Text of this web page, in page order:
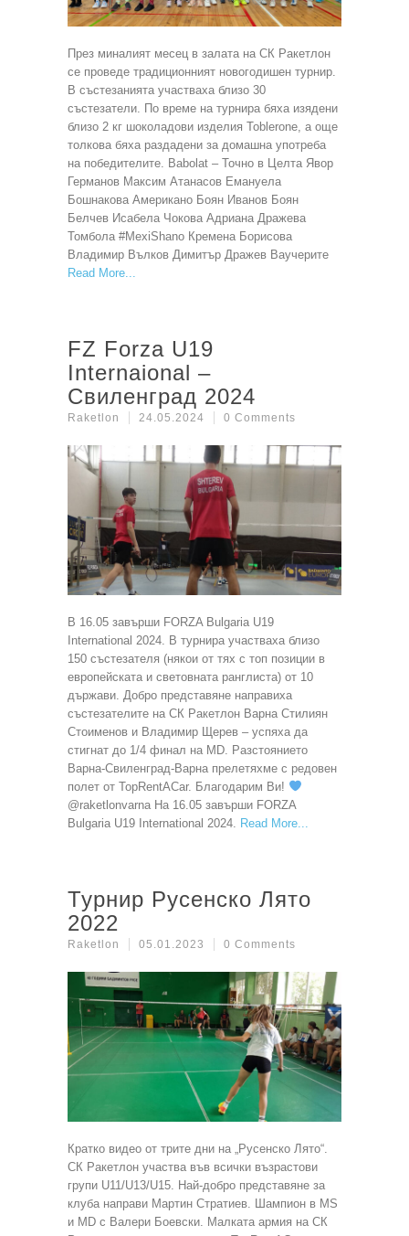
През миналият месец в залата на СК Ракетлон
се проведе традиционният новогодишен турнир.
В състезанията участваха близо 30
състезатели. По време на турнира бяха изядени
близо 2 кг шоколадови изделия Toblerone, а още
толкова бяха раздадени за домашна употреба
на победителите. Babolat – Точно в Целта Явор
Германов Максим Атанасов Емануела
Бошнакова Американо Боян Иванов Боян
Белчев Исабела Чокова Адриана Дражева
Томбола #MexiShano Кремена Борисова
Владимир Вълков Димитър Дражев Ваучерите
Read More
FZ Forza U19
Internaional –
Свиленград 2024
Raketlon 24.05.2024 0 Comments
В 16.05 завърши FORZA Bulgaria U19
International 2024. В турнира участваха близо
150 състезателя (някои от тях с топ позиции в
европейската и световната ранглиста) от 10
държави. Добро представяне направиха
състезателите на СК Ракетлон Варна Стилиян
Стоименов и Владимир Щерев – успяха да
стигнат до 1/4 финал на MD. Разстоянието
Варна-Свиленград-Варна прелетяхме с редовен
полет от TopRentАCar. Благодарим Ви!
@raketlonvarna На 16.05 завърши FORZA
Bulgaria U19 International 2024. Read More
Турнир Русенско Лято
2022
Raketlon 05.01.2023 0 Comments
Кратко видео от трите дни на „Русенско Лято“.
СК Ракетлон участва във всички възрастови
групи U11/U13/U15. Най-добро представяне за
клуба направи Мартин Стратиев. Шампион в MS
и MD с Валери Боевски. Малката армия на СК